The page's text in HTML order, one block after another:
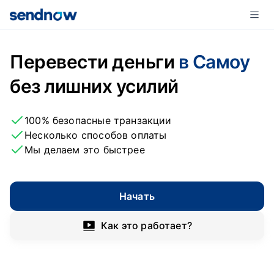
Перевести деньги в Самоу
без лишних усилий
100% безопасные транзакции
Несколько способов оплаты
Мы делаем это быстрее
Начать
Как это работает?